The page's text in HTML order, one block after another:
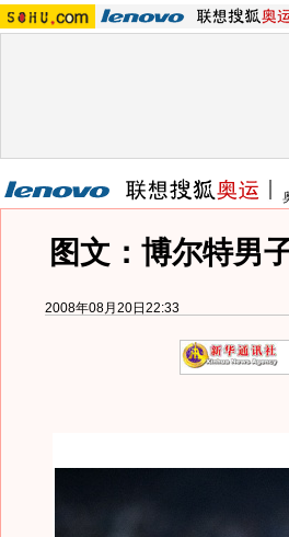
图文：博尔特男
2008年08月20日22:33